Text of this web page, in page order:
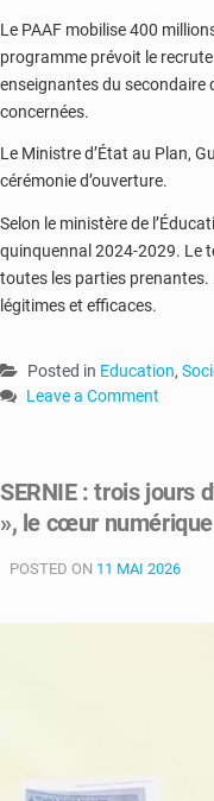
Le PAAF mobilise 400
programme prévoit le
enseignantes du secondaire
concernées.
Le Ministre d’État au Plan,
cérémonie d’ouverture.
Selon le ministère de
quinquennal 2024-2029. Le
toutes les parties prenantes.
légitimes et efficaces.
Posted in Education,
Leave a Comment
le
Gouvernement
un
d’étape
filles
SERNIE : trois jours
», le cœur
POSTED ON 11 MAI 2026